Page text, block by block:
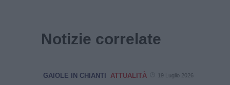
Notizie correlate
GAIOLE IN CHIANTI ATTUALITÀ 19 Luglio 2026